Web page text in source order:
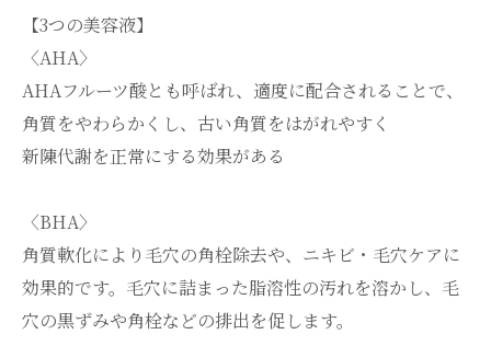
【3つの美容液】
〈AHA〉
AHAフルーツ酸とも呼ばれ、適度に配合されることで、
角質をやわらかくし、古い角質をはがれやすく
新陳代謝を正常にする効果がある
〈BHA〉
角質軟化により毛穴の角栓除去や、ニキビ・毛穴ケアに
効果的です。毛穴に詰まった脂溶性の汚れを溶かし、毛
穴の黒ずみや角栓などの排出を促します。